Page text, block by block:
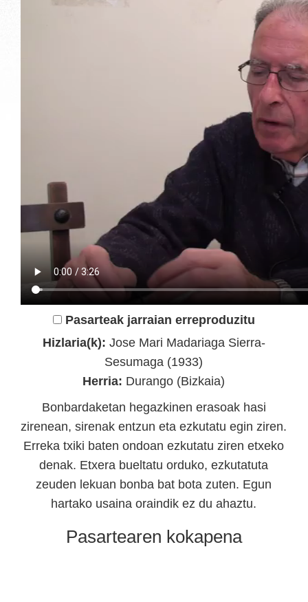
Pasarteak jarraian erreproduzitu
Hizlaria(k): Jose Mari Madariaga Sierra-
Sesumaga (1933)
Herria: Durango (Bizkaia)
Bonbardaketan hegazkinen erasoak hasi
zirenean, sirenak entzun eta ezkutatu egin ziren.
Erreka txiki baten ondoan ezkutatu ziren etxeko
denak. Etxera bueltatu orduko, ezkutatuta
zeuden lekuan bonba bat bota zuten. Egun
hartako usaina oraindik ez du ahaztu.
Pasartearen kokapena